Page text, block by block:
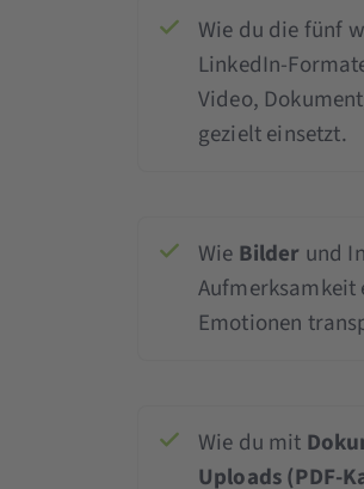
Wie du die fünf
LinkedIn-
Video,
gezielt einsetzt.
Wie Bilder und
Aufmerksamkeit
Emotionen
Wie du mit
Uploads (PDF-